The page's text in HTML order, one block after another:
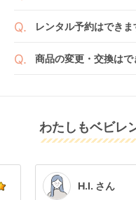
ク JS チャイルドシー
ト コンビ(Combi)
レンタル
円 〜
ト ア
レンタ
場合や、在庫切れ
い。
※万が一キャンセル
てお届けしており
感はございますが
す。
点検清掃については
詳しくはこちらを
※空港への配達はご
レンタル予約はできま
可能ですので、商
商品の変更・交換はで
また、レンタル期
可能です。
い。
わたしもベビレ
H.I. さん